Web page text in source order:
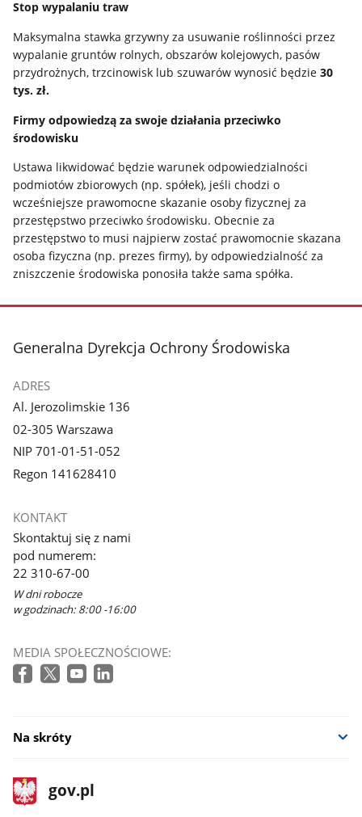
Stop wypalaniu traw
Maksymalna stawka grzywny za usuwanie roślinności przez
wypalanie gruntów rolnych, obszarów kolejowych, pasów
przydrożnych, trzcinowisk lub szuwarów wynosić będzie30
tys. zł.
Firmy odpowiedzą za swoje działania przeciwko
środowisku
Ustawa likwidować będzie warunek odpowiedzialności
podmiotów zbiorowych (np. spółek), jeśli chodzi o
wcześniejsze prawomocne skazanie osoby fizycznej za
przestępstwo przeciwko środowisku. Obecnie za
przestępstwo to musi najpierw zostać prawomocnie skazana
osoba fizyczna (np. prezes firmy), by odpowiedzialność za
zniszczenie środowiska ponosiła także sama spółka.
stopka
Generalna Dyrekcja Ochrony Środowiska
ADRES
Al. Jerozolimskie 136
02-305 Warszawa
NIP 701-01-51-052
Regon 141628410
KONTAKT
Skontaktuj się z nami
pod numerem:
22 310-67-00
W dni robocze
w godzinach: 8:00 -16:00
MEDIA SPOŁECZNOŚCIOWE:
Na skróty
stopka
gov.pl
Strona
gov.pl